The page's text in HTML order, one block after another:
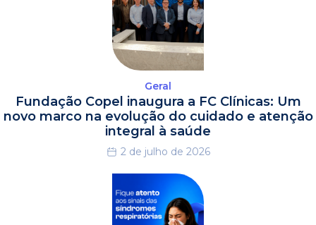
Geral
Fundação Copel inaugura a FC Clínicas: Um
novo marco na evolução do cuidado e atenção
integral à saúde
2 de julho de 2026